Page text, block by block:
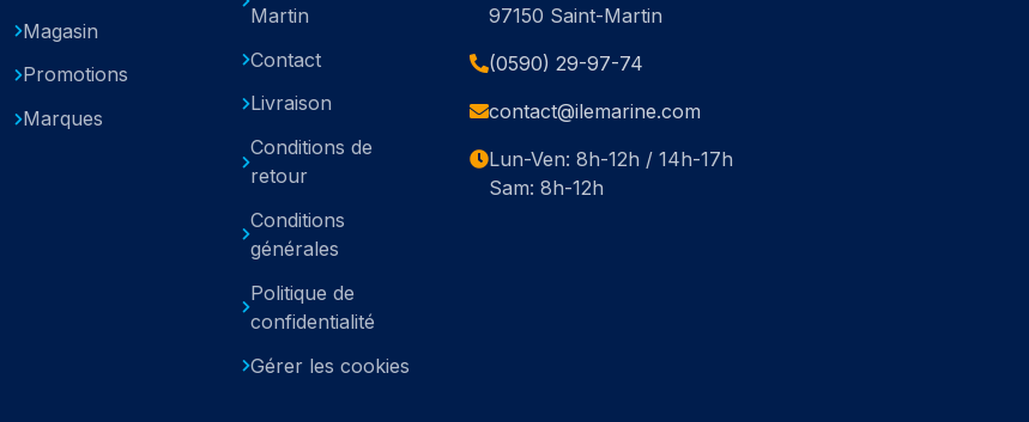
Magasin
Promotions
Marques
Martin
Contact
Livraison
Conditions de
retour
Conditions
générales
Politique de
confidentialité
Gérer les cookies
97150 Saint-Martin
(0590) 29-97-74
contact@ilemarine.com
Lun-Ven: 8h-12h / 14h-17h
Sam: 8h-12h